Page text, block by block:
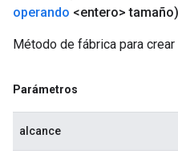
operando <entero> tamaño)
Método de fábrica para
Parámetros
alcance